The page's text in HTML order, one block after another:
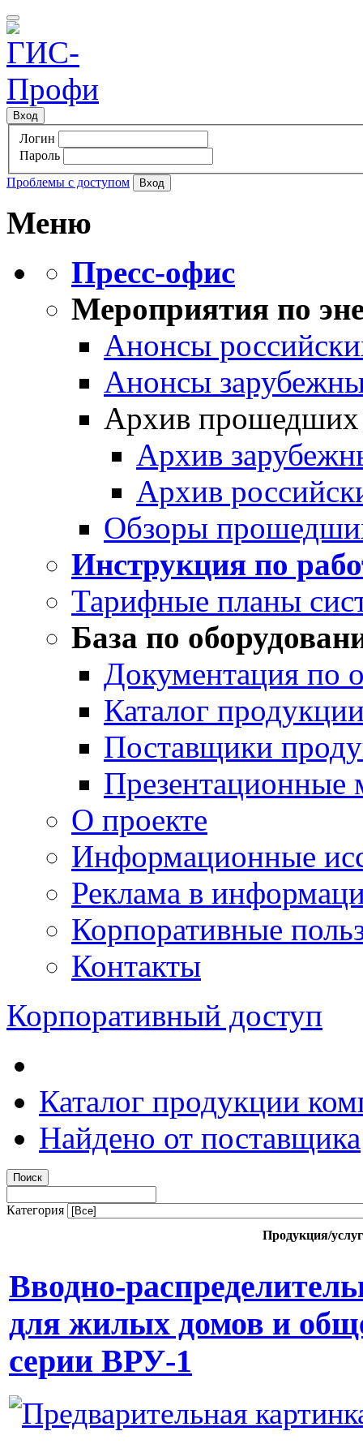
Вход
Логин
Пароль
Проблемы с доступом
Меню
Пресс-офис
Мероприятия по
Анонсы
Анонсы
Архив прошедших
Архив
Архив
Обзоры
Инструкция по
Тарифные планы
База по
Документация по
Каталог
Поставщики
Презентационные
О проекте
Информационные
Реклама в
Корпоративные
Контакты
Корпоративный доступ
Каталог продукции
Найдено от поставщика
Категория
Продукция/
Вводно-
для жилых домов и
серии ВРУ-1